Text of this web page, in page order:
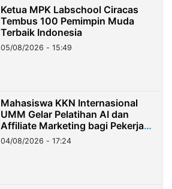
Ketua MPK Labschool Ciracas
Tembus 100 Pemimpin Muda
Terbaik Indonesia
05/08/2026 - 15:49
Mahasiswa KKN Internasional
UMM Gelar Pelatihan AI dan
Affiliate Marketing bagi Pekerja
Migran Indonesia di Taiwan
04/08/2026 - 17:24